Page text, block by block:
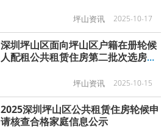
坪山资讯 2025-10-17
深圳坪山区面向坪山区户籍在册轮候
人配租公共租赁住房第二批次选房名
坪山资讯 2025-10-15
2025深圳坪山区公共租赁住房轮候申
请核查合格家庭信息公示